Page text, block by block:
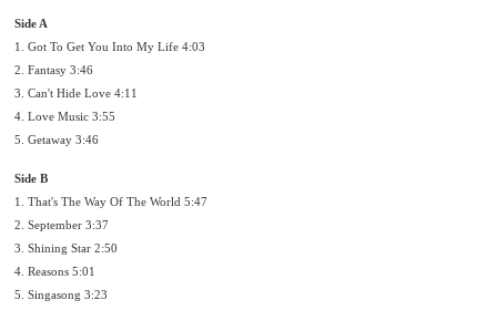
Side A
1. Got To Get You Into My Life 4:03
2. Fantasy 3:46
3. Can't Hide Love 4:11
4. Love Music 3:55
5. Getaway 3:46
Side B
1. That's The Way Of The World 5:47
2. September 3:37
3. Shining Star 2:50
4. Reasons 5:01
5. Singasong 3:23